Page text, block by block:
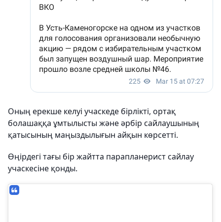
Оның ерекше келуі учаскеде бірлікті, ортақ
болашаққа ұмтылысты және әрбір сайлаушының
қатысының маңыздылығын айқын көрсетті.
Өңірдегі тағы бір жайтта парапланерист сайлау
учаскесіне қонды.